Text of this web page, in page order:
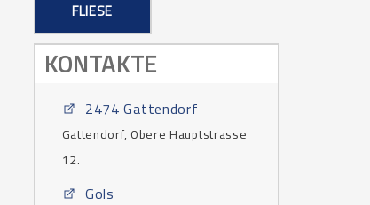
FLIESE
KONTAKTE
2474 Gattendorf
Gattendorf, Obere Hauptstrasse
12.
Gols